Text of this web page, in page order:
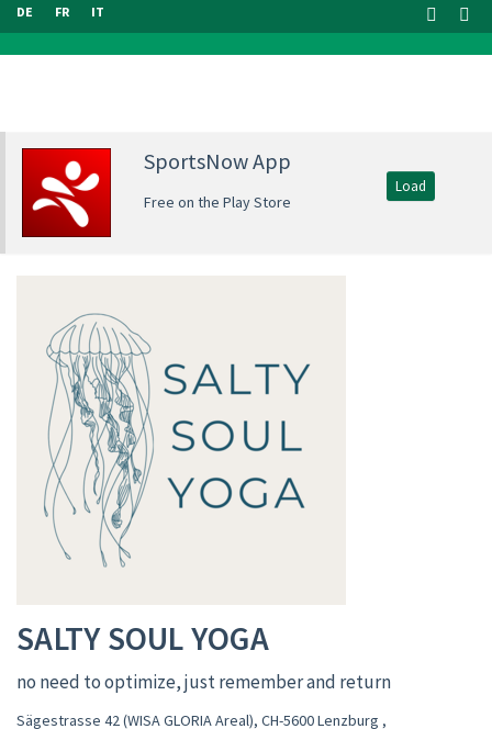
DE FR IT
SportsNow App
Free on the Play Store
Load
SALTY SOUL YOGA
no need to optimize, just remember and return
Sägestrasse 42 (WISA GLORIA Areal), CH-5600 Lenzburg ,